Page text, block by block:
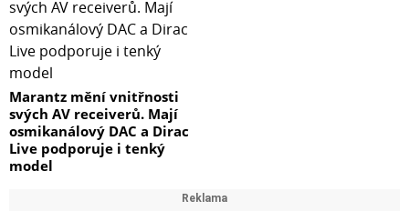
Marantz mění vnitřnosti
svých AV receiverů. Mají
osmikanálový DAC a Dirac
Live podporuje i tenký
model